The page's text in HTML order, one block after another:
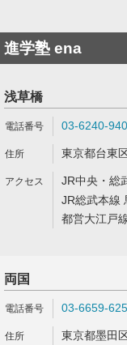
進学塾 ena
浅草橋
03-6240-
東京都台東
JR中央・総
JR総武本線
都営大江戸
両国
03-6659-
東京都墨田